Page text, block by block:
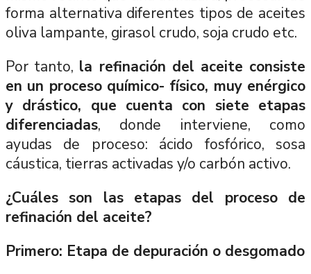
forma alternativa diferentes tipos de aceites
oliva lampante, girasol crudo, soja crudo etc.
Por tanto, la refinación del aceite consiste
en un proceso químico- físico, muy enérgico
y drástico, que cuenta con siete etapas
diferenciadas, donde interviene, como
ayudas de proceso: ácido fosfórico, sosa
cáustica, tierras activadas y/o carbón activo.
¿Cuáles son las etapas del proceso de
refinación del aceite?
Primero: Etapa de depuración o desgomado